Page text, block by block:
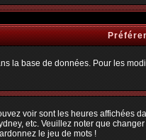
la base de données. Pour les
voir sont les heures affichées
etc. Veuillez noter que
le jeu de mots !